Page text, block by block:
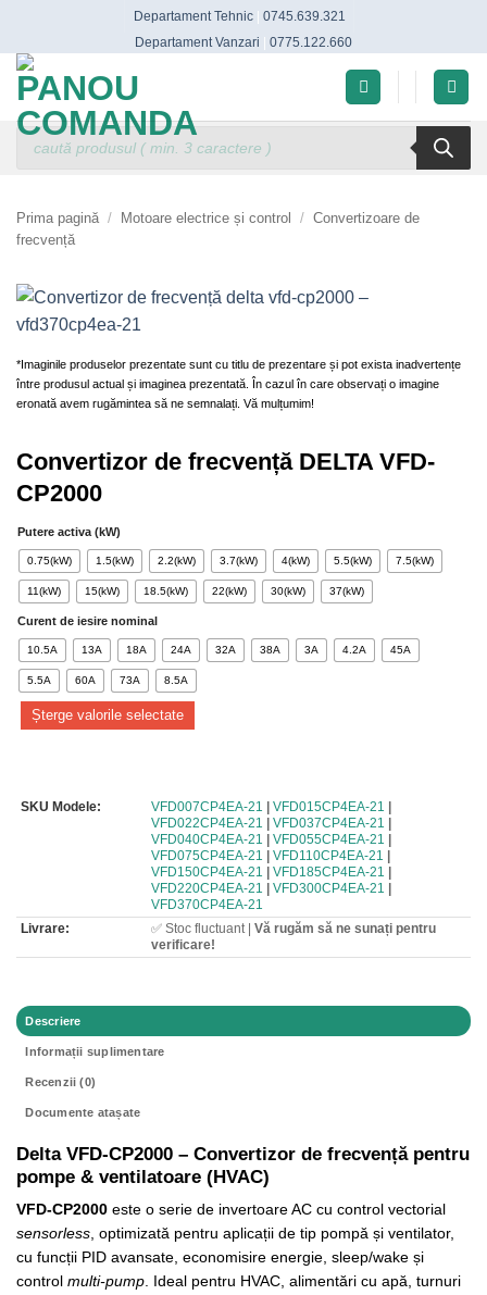
content
Departament Tehnic| 0745.639.321
Departament Vanzari
0775.122.660
Products
search
Prima pagină / Motoare electrice și control / Convertizoare de
frecvență
*Imaginile produselor prezentate sunt cu titlu de prezentare și pot exista inadvertențe
între produsul actual și imaginea prezentată. În cazul în care observați o imagine
eronată avem rugămintea să ne semnalați. Vă mulțumim!
Convertizor de frecvență DELTA VFD-
CP2000
Putere activa (kW)
0.75(kW) 1.5(kW) 2.2(kW) 3.7(kW) 4(kW) 5.5(kW) 7.5(kW)
11(kW) 15(kW) 18.5(kW) 22(kW) 30(kW) 37(kW)
Curent de iesire nominal
10.5A 13A 18A 24A 32A 38A 3A 4.2A 45A
5.5A 60A 73A 8.5A
Șterge valorile selectate
SKU Modele: VFD007CP4EA-21 VFD015CP4EA-21
VFD022CP4EA-21
VFD037CP4EA-21
VFD040CP4EA-21
VFD055CP4EA-21
VFD075CP4EA-21
VFD110CP4EA-21
VFD150CP4EA-21
VFD185CP4EA-21
VFD220CP4EA-21
VFD300CP4EA-21
VFD370CP4EA-21
Livrare:
✅ Stoc fluctuant | Vă rugăm să ne sunați pentru
verificare!
Descriere
Informații suplimentare
Recenzii (0)
Documente atașate
Delta VFD-CP2000 – Convertizor de frecvență pentru
pompe & ventilatoare (HVAC)
VFD-CP2000 este o serie de invertoare AC cu control vectorial
sensorless, optimizată pentru aplicații de tip pompă și ventilator,
cu funcții PID avansate, economisire energie, sleep/wake și
control multi-pump. Ideal pentru HVAC, alimentări cu apă, turnuri